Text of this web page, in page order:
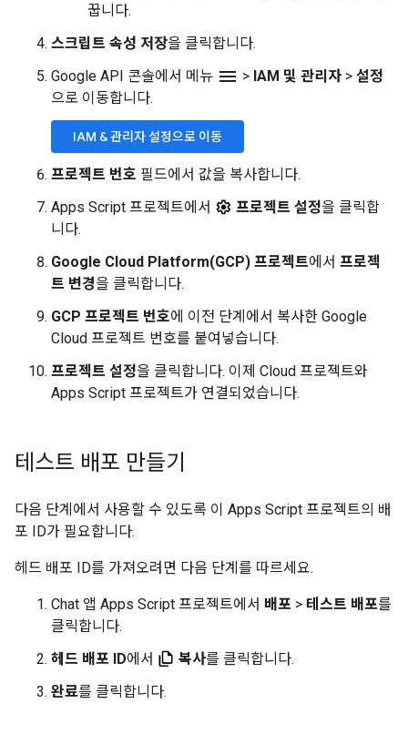
꿉니다.
스크립트 속성 저장을 클릭합니다.
Google API 콘솔에서 메뉴 menu > IAM 및 관리자 > 설정
으로 이동합니다.
IAM & 관리자 설정으로 이동
프로젝트 번호 필드에서 값을 복사합니다.
Apps Script 프로젝트에서
프로젝트 설정을 클릭합
니다.
Google Cloud Platform(GCP) 프로젝트에서 프로젝
트 변경을 클릭합니다.
GCP 프로젝트 번호에 이전 단계에서 복사한 Google
Cloud 프로젝트 번호를 붙여넣습니다.
프로젝트 설정을 클릭합니다. 이제 Cloud 프로젝트와
Apps Script 프로젝트가 연결되었습니다.
테스트 배포 만들기
다음 단계에서 사용할 수 있도록 이 Apps Script 프로젝트의 배
포 ID가 필요합니다.
헤드 배포 ID를 가져오려면 다음 단계를 따르세요.
Chat 앱 Apps Script 프로젝트에서 배포 > 테스트 배포를
클릭합니다.
헤드 배포 ID에서 복사를 클릭합니다.
완료를 클릭합니다.